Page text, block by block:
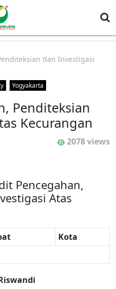
dan Investigasi
Yogyakarta
Penditeksian
Kecurangan
2078 views
Pencegahan,
Atas
Kota